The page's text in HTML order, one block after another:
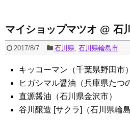
マイショップマツオ @ 石
2017/8/7 石川県, 石川県輪島市
キッコーマン（千葉県野田市）
ヒガシマル醤油（兵庫県たつ
直源醤油（石川県金沢市）
谷川醸造 [サクラ]（石川県輪島